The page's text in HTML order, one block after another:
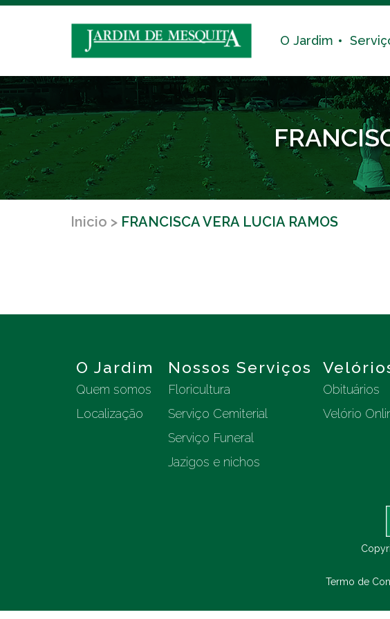
O Jardim
Inicio FRANCISCA VERA LUCIA RAMOS
O Jardim
Quem somos
Localização
Nossos Serviços
Floricultura
Serviço Cemiterial
Serviço Funeral
Jazigos e nichos
Obituários
Velório
Termo de